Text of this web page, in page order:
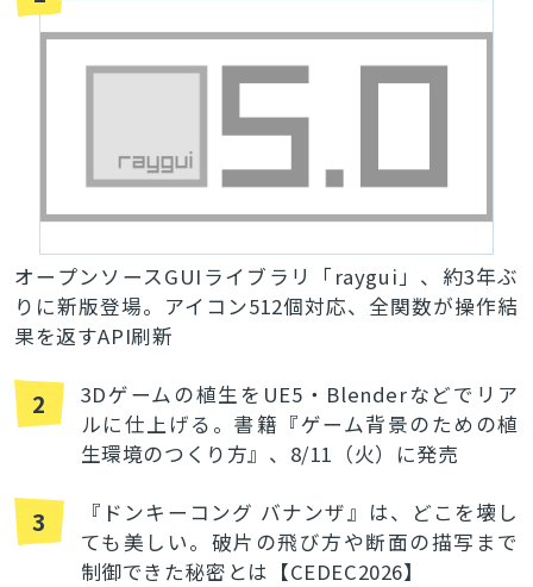
オープンソースGUIライブラリ「raygui」、約3年ぶ
りに新版登場。アイコン512個対応、全関数が操作結
果を返すAPI刷新
2
3Dゲームの植生をUE5・Blenderなどでリア
ルに仕上げる。書籍『ゲーム背景のための植
生環境のつくり方』、8/11（火）に発売
3
『ドンキーコング バナンザ』は、どこを壊し
ても美しい。破片の飛び方や断面の描写まで
制御できた秘密とは【CEDEC2026】